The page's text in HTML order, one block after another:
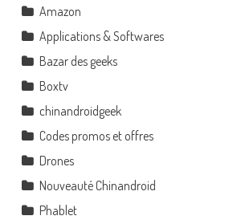
Amazon
Applications & Softwares
Bazar des geeks
Boxtv
chinandroidgeek
Codes promos et offres
Drones
Nouveauté Chinandroid
Phablet